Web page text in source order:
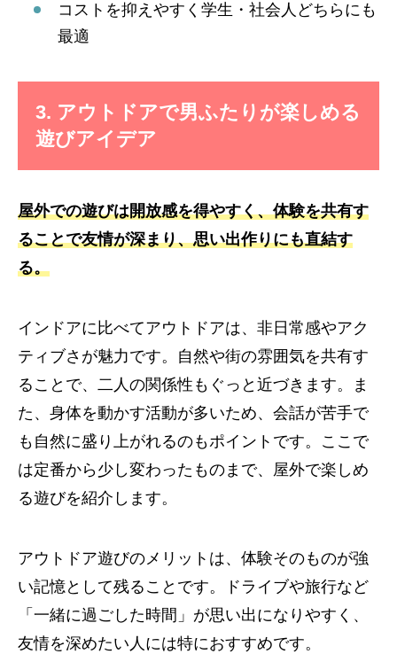
コストを抑えやすく学生・社会人どちらにも
最適
3. アウトドアで男ふたりが楽しめる
遊びアイデア
屋外での遊びは開放感を得やすく、体験を共有す
ることで友情が深まり、思い出作りにも直結す
る。
インドアに比べてアウトドアは、非日常感やアク
ティブさが魅力です。自然や街の雰囲気を共有す
ることで、二人の関係性もぐっと近づきます。ま
た、身体を動かす活動が多いため、会話が苦手で
も自然に盛り上がれるのもポイントです。ここで
は定番から少し変わったものまで、屋外で楽しめ
る遊びを紹介します。
アウトドア遊びのメリットは、体験そのものが強
い記憶として残ることです。ドライブや旅行など
「一緒に過ごした時間」が思い出になりやすく、
友情を深めたい人には特におすすめです。